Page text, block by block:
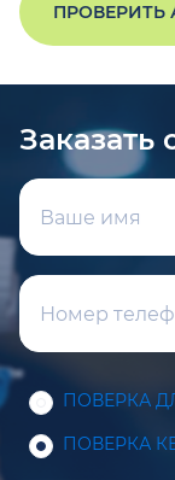
Заказать
ПОВЕРКА
ПОВЕРКА